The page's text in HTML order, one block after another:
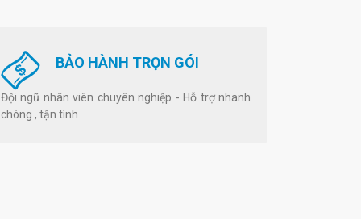
BẢO HÀNH TRỌN GÓI
Đội ngũ nhân viên chuyên nghiệp - Hỗ trợ nhanh
chóng , tận tình